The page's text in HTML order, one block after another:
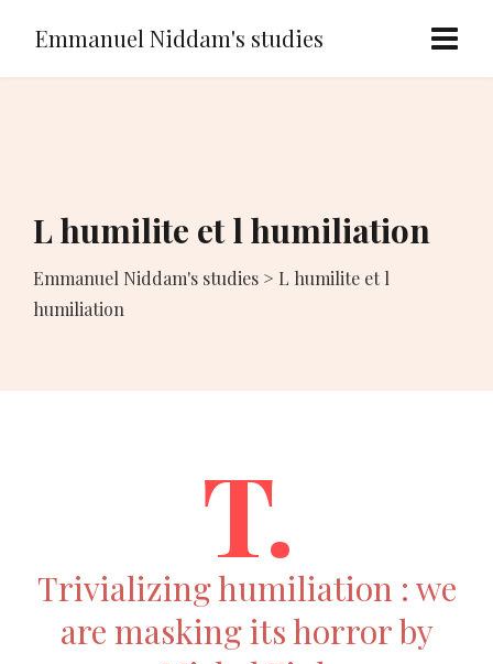
Emmanuel Niddam's studies
L humilite et l humiliation
Emmanuel Niddam's studies > L humilite et l
humiliation
T.
Trivializing humiliation : we
are masking its horror by